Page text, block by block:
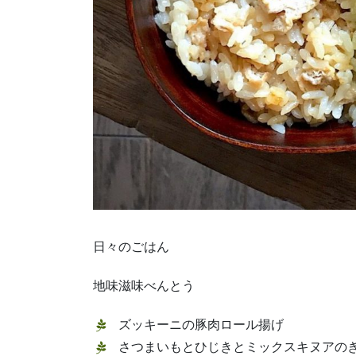
日々のごはん
地味滋味べんとう
ズッキーニの豚肉ロール揚げ
さつまいもとひじきとミックスキヌアの